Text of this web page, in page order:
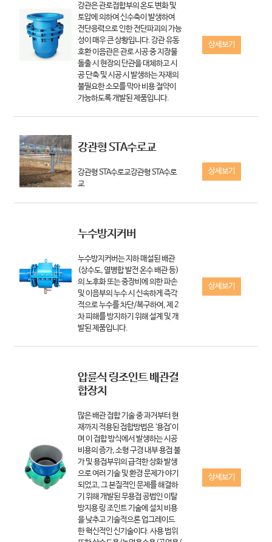
강관은 관로접합부의 온도 변화 및
토압에 의하여 신수축이 발생하여
전단응력으로 인한 전단파괴의 가능
성이 매우 큰 상황입니다. 강관 유동
호환 이음관은 관로 시공 중 지장물
돌출 시 현장의 단관을 대체하고 시
공 단축 및 시공 시 발생하는 자재의
불필요한 소모를 막아 비용 절약이
가능하도록 개발된 제품입니다.
상세보기
강관형 STA수로교
강관형 STA수로교강관형 STA수로
교
상세보기
누수방지커버
누수방지커버는 지하 매설된 배관
(상수도, 열병합 발전 온수 배관 등)
의 노후화 또는 중장비에 의한 파손
및 이음부의 누수 시 신속하게 즉각
적으로 누수를 차단/복구하여, 제 2
차 피해를 방지하기 위해 설계 및 개
발된 제품입니다.
상세보기
압륜식 링조인트 배관결
합장치
많은 배관 접합 기술 중 과거부터 현
재까지 적용된 접합방법은 ‘용접’이
며 이 접합 방식에서 발생하는 시공
비용의 증가, 소형 구경 내부 용접 불
가 및 용접부위의 급격한 상화 발생
으로 여러 기술 및 환경 문제가 야기
되었고, 그 본질적인 문제를 해결하
기 위해 개발된 무용접 공법인 이탈
방지용 링 조인트 기술에 설치 비용
을 낮추고 기술적으론 업그레이드
한 혁신적인 신기술이다. 사용 범위
상세보기